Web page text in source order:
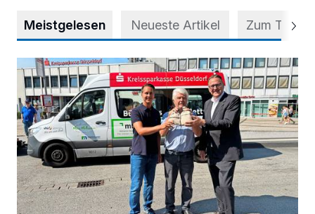
Meistgelesen Neueste Artikel Zum Thema
Starthilfe für den BürgerBus